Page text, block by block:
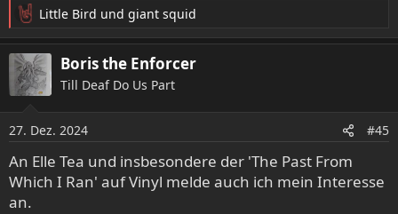
R
e
a
k
t
o
n
e
n
:
Little Bird und giant squid
Boris the Enforcer
Till Deaf Do Us Part
27. Dez. 2024 #45
An Elle Tea und insbesondere der 'The Past From
Which I Ran' auf Vinyl melde auch ich mein Interesse
an.